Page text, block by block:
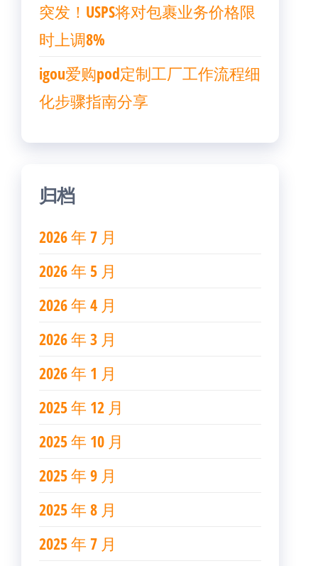
突发！USPS将对包裹业务价格限
时上调8%
igou爱购pod定制工厂工作流程细
化步骤指南分享
归档
2026 年 7 月
2026 年 5 月
2026 年 4 月
2026 年 3 月
2026 年 1 月
2025 年 12 月
2025 年 10 月
2025 年 9 月
2025 年 8 月
2025 年 7 月